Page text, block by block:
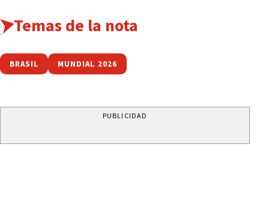
Temas de la nota
BRASIL MUNDIAL 2026
PUBLICIDAD